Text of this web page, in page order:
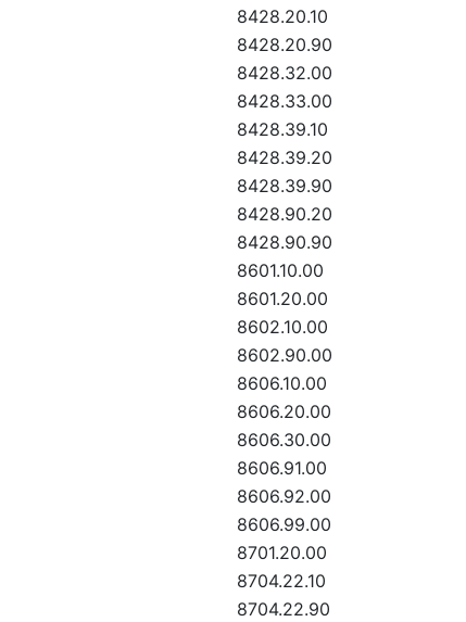
8428.20.10
8428.20.90
8428.32.00
8428.33.00
8428.39.10
8428.39.20
8428.39.90
8428.90.20
8428.90.90
8601.10.00
8601.20.00
8602.10.00
8602.90.00
8606.10.00
8606.20.00
8606.30.00
8606.91.00
8606.92.00
8606.99.00
8701.20.00
8704.22.10
8704.22.90